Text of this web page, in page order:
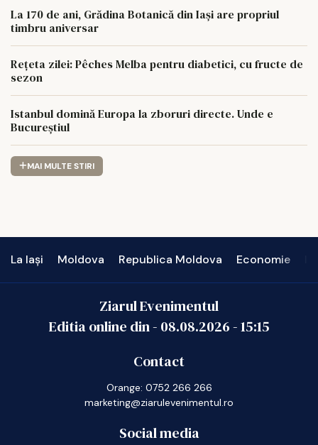
La 170 de ani, Grădina Botanică din Iași are propriul
timbru aniversar
Rețeta zilei: Pêches Melba pentru diabetici, cu fructe de
sezon
Istanbul domină Europa la zboruri directe. Unde e
Bucureștiul
MAI MULTE STIRI
La Iași Moldova Republica Moldova Economie
Ziarul Evenimentul
Editia online din - 08.08.2026-15:15
Contact
Orange: 0752 266 266
marketing@ziarulevenimentul.ro
Social media